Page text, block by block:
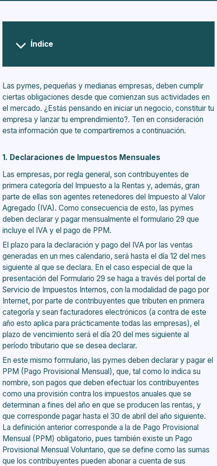
Índice
Las pymes, pequeñas y medianas empresas, deben cumplir
ciertas obligaciones desde que comienzan sus actividades en
el mercado. ¿Estás pensando en iniciar un negocio, constituir tu
empresa y lanzar tu emprendimiento?. Ten en consideración
esta información que te compartiremos a continuación.
1. Declaraciones de Impuestos Mensuales
Las empresas, por regla general, son contribuyentes de
primera categoría del Impuesto a la Rentas y, además, gran
parte de ellas son agentes retenedores del Impuesto al Valor
Agregado (IVA). Como consecuencia de esto, las pymes
deben declarar y pagar mensualmente el formulario 29 que
incluye el IVA y el pago de PPM.
El plazo para la declaración y pago del IVA por las ventas
generadas en un mes calendario, será hasta el día 12 del mes
siguiente al que se declara. En el caso especial de que la
presentación del Formulario 29 se haga a través del portal de
Servicio de Impuestos Internos, con la modalidad de pago por
Internet, por parte de contribuyentes que tributen en primera
categoría y sean facturadores electrónicos (a contra de este
año esto aplica para prácticamente todas las empresas), el
plazo de vencimiento será el día 20 del mes siguiente al
período tributario que se desea declarar.
En este mismo formulario, las pymes deben declarar y pagar el
PPM (Pago Provisional Mensual), que, tal como lo indica su
nombre, son pagos que deben efectuar los contribuyentes
como una provisión contra los impuestos anuales que se
determinan a fines del año en que se producen las rentas, y
que corresponde pagar hasta el 30 de abril del año siguiente.
La definición anterior corresponde a la de Pago Provisional
Mensual (PPM) obligatorio, pues también existe un Pago
Provisional Mensual Voluntario, que se define como las sumas
que los contribuyentes pueden abonar a cuenta de sus